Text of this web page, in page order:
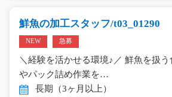
鮮魚の加工スタッフ/t03_01290
NEW 急募
＼経験を活かせる環境♪／ 鮮魚を扱
やパック詰め作業を…
長期（3ヶ月以上）